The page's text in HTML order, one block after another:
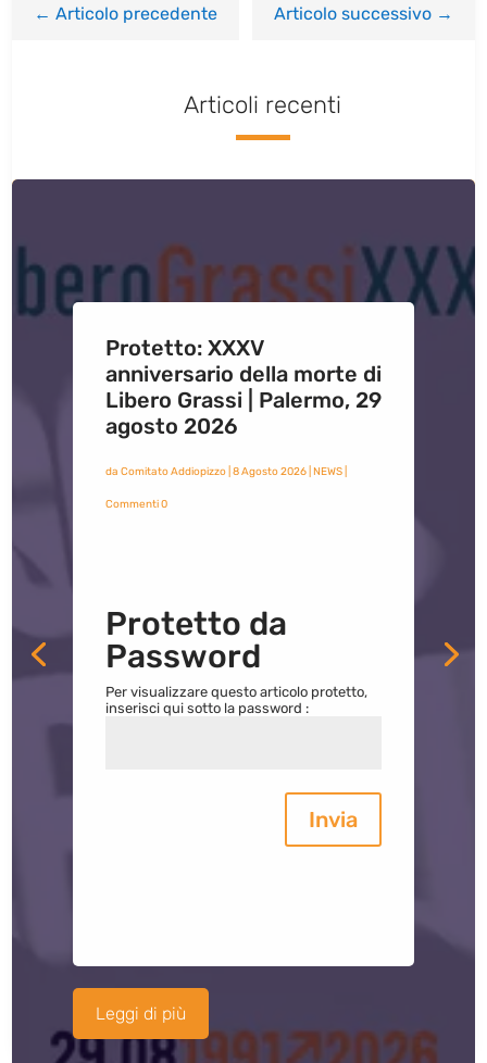
←Articolo precedente Articolo successivo→
Articoli recenti
Protetto: XXXV
anniversario della morte di
Libero Grassi | Palermo, 29
agosto 2026
da Comitato Addiopizzo| 8 Agosto 2026| NEWS|
Commenti 0
Protetto da
Password
Per visualizzare questo articolo protetto,
inserisci qui sotto la password :
Invia
Leggi di più